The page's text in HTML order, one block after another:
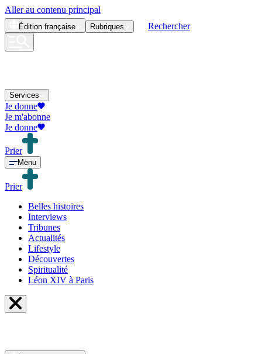
Aller au contenu principal
Édition française Rubriques Rechercher
Services
Je donne
Je m'abonne
Je donne
Prier
Menu
Prier
Belles histoires
Interviews
Tribunes
Actualités
Lifestyle
Découvertes
Spiritualité
Léon XIV à Paris